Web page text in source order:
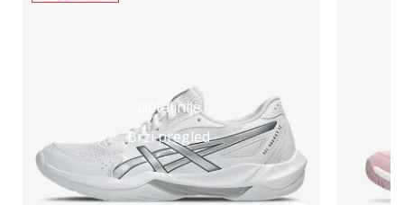
Detaljnije
Brzi pregled